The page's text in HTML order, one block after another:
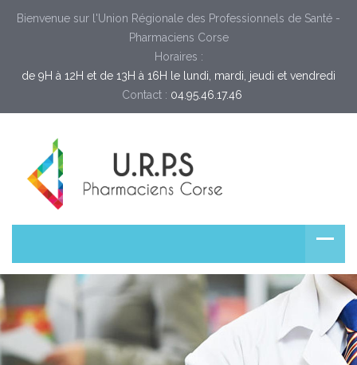
Bienvenue sur l'Union Régionale des Professionnels de Santé -
Pharmaciens Corse
Horaires :
de 9H à 12H et de 13H à 16H le lundi, mardi, jeudi et vendredi
Contact : 04.95.46.17.46